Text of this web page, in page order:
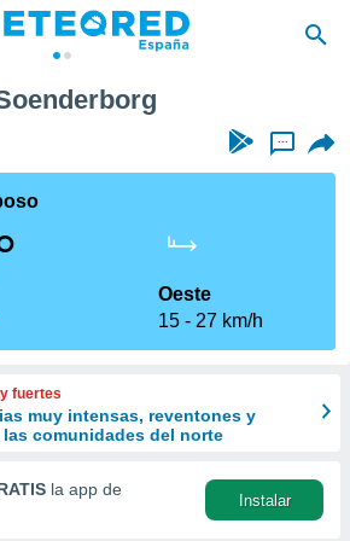
...
Oeste
15
27 km/h
fuertes
muy intensas, reventones y
comunidades del norte
la app de
Instalar